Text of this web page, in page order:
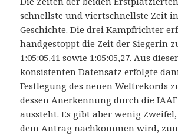
schnellste und viertschnellste Zeit
Geschichte. Die drei Kampfrichter
handgestoppt die Zeit der Siegerin
1:05:05,41 sowie 1:05:05,27. Aus
konsistenten Datensatz erfolgte
Festlegung des neuen Weltrekords
dessen Anerkennung durch die
aussteht. Es gibt aber wenig
dem Antrag nachkommen wird,